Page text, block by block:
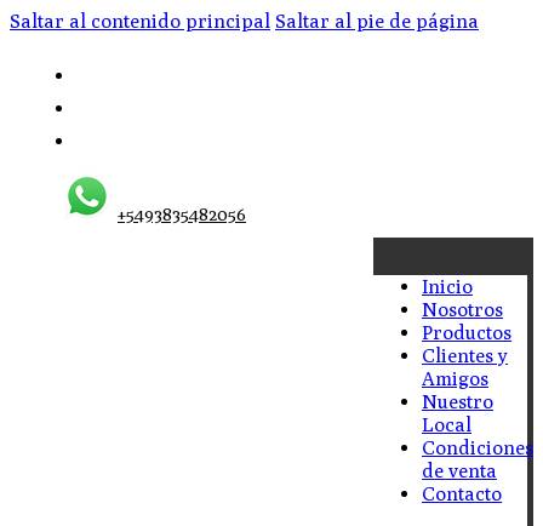
Saltar al contenido principal Saltar al pie de página
+5493835482056
Inicio
Nosotros
Productos
Clientes y
Amigos
Nuestro
Local
Condiciones
de venta
Contacto